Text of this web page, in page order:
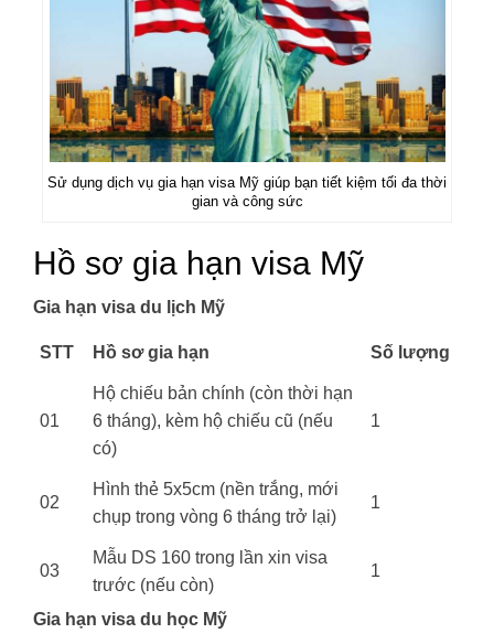
Sử dụng dịch vụ gia hạn visa Mỹ giúp bạn tiết kiệm tối đa thời
gian và công sức
Hồ sơ gia hạn visa Mỹ
Gia hạn visa du lịch Mỹ
STT Hồ sơ gia hạn Số lượng
01
Hộ chiếu bản chính (còn thời hạn
6 tháng), kèm hộ chiếu cũ (nếu
có)
1
02
Hình thẻ 5x5cm (nền trắng, mới
chụp trong vòng 6 tháng trở lại)
1
03
Mẫu DS 160 trong lần xin visa
trước (nếu còn)
1
Gia hạn visa du học Mỹ